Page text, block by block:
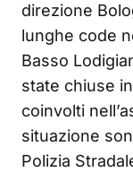
direzione
lunghe code
Basso
state chiuse
coinvolti
situazione
Polizia